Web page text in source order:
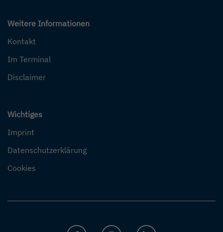
Weitere Informationen
Kontakt
Im Terminal
Disclaimer
Wichtiges
Imprint
Datenschutzerklärung
Cookies